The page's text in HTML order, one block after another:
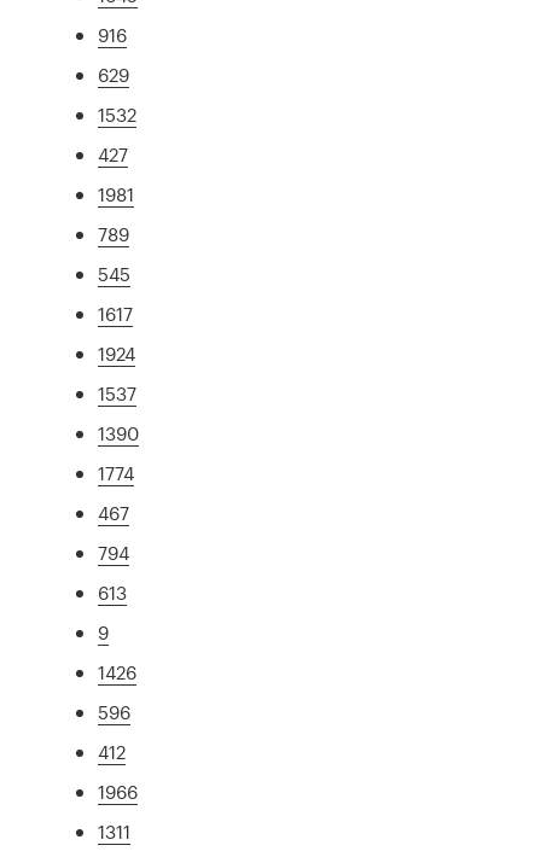
916
629
1532
427
1981
789
545
1617
1924
1537
1390
1774
467
794
613
9
1426
596
412
1966
1311